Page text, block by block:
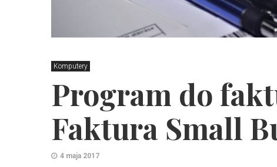
Komputery
Program do
Faktura Small
4 maja 2017